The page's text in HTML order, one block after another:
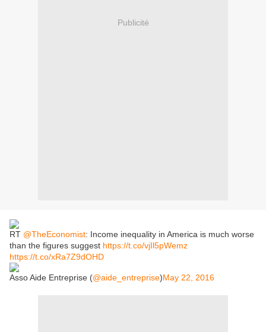
Publicité
RT @TheEconomist: Income inequality in America is much worse
than the figures suggest https://t.co/vjIl5pWemz
https://t.co/xRa7Z9dOHD
Asso Aide Entreprise (@aide_entreprise)May 22, 2016